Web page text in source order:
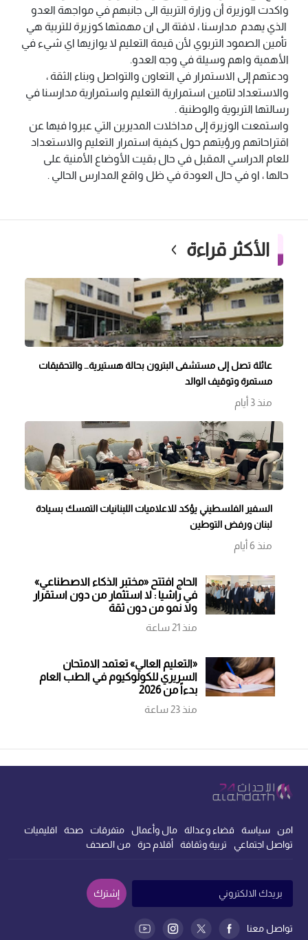
واكدت الوزيرة أن وزارة التربية الى جانبهم في مواجهة العدو
الذي يهدم مدارسنا ، لافتة الى ان مهمتها كوزيرة للتربية هي
تأمين الصمود التربوي لأن قيمة التعليم لا يوازيها اي شيء في
الأهمية واهم وسيلة في وجه العدو.
ودعتهم إلى الاستمرار في التعاون والتواصل وبناء الثقة ،
والاستعداد لتامين استمرارية التعليم واستمرارية مدارسنا في
رسالتها التربوية والوطنية .
واستمعت الوزيرة إلى مداخلات المديرين التي عبروا فيها عن
اقتراحاتهم ورؤيتهم حول كيفية استمرار التعليم والاستعداد
للعام الدراسي المقبل في حال بقيت الأوضاع الأمنية على
حالها ، او في حال العودة في ظل واقع المدارس الحالي .
الأكثر قراءة
عائلة تصل إلى مستشفى البترون بحالة هستيرية… والتحقيقات
مستمرة وتوقيف الوالد
منذ 3 أيام
السفير الفلسطيني يؤكد للاعلاميات اللبنانيات التمسك بسيادة
لبنان ورفض التوطين
منذ 6 أيام
الحاج افتتح «مختبر الذكاء الاصطناعي»
في راشيا : لا استثمار من دون استقرار
ولا نمو من دون ثقة
منذ 21 ساعة
«التعليم العالي» تعتمد الامتحان
السريري للكولوكيوم في الطب العام
بدءاً من 2026
منذ 23 ساعة
امن سياسة قضاء وعدالة مال وأعمال متفرقات صحة
اقليميات
تواصل اجتماعي
تربية وثقافة أقلام حرة من الصحف
تواصل معنا
إشترك